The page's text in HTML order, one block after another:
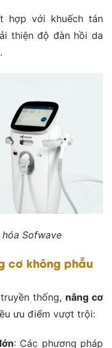
hợp với khuếch tán
thiện độ đàn hồi da
Sofwave
cơ không phẫu
thống, nâng cơ
ưu điểm vượt trội:
: Các phương pháp